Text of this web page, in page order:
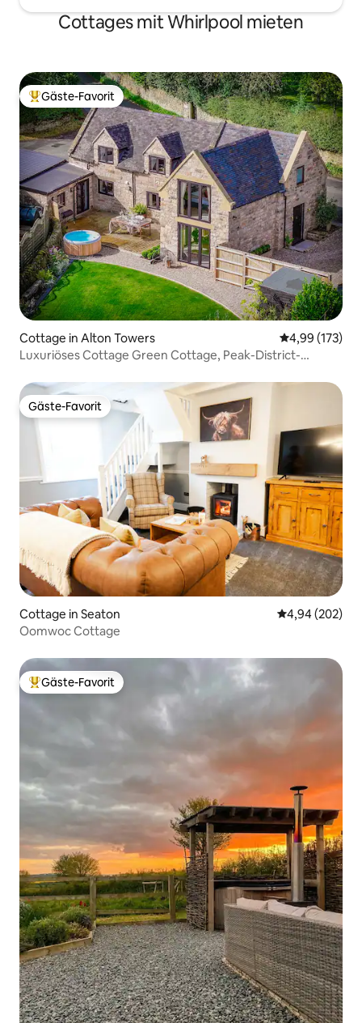
Cottages mit Whirlpool mieten
Beliebter Gäste-Favorit.
Gäste-Favorit
Cottage in Alton Towers
4,99 (173)
Luxuriöses Cottage Green Cottage, Peak-District-
Gäste-Favorit
Gäste-Favorit
Cottage in Seaton
4,94 (202)
Oomwoc Cottage
Beliebter Gäste-Favorit.
Gäste-Favorit